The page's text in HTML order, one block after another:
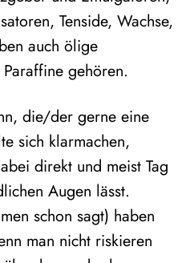
Tenside, Wachse,
auch ölige
gehören.
die/der gerne eine
sich klarmachen,
direkt und meist Tag
Augen lässt.
schon sagt) haben
man nicht riskieren